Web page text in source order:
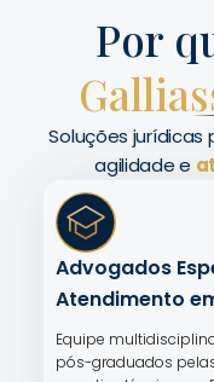
Por
Soluções jurídicas
agilidade e
Advogados
Atendimento
Equipe
pós-graduados